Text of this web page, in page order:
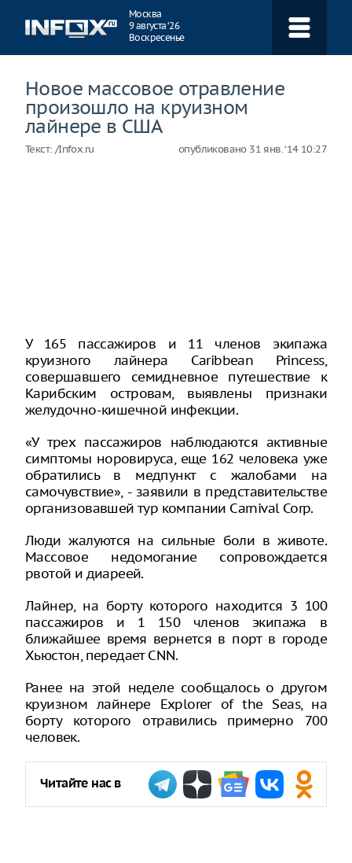
Москва
9 августа ‘26
Воскресенье
Новое массовое отравление
произошло на круизном
лайнере в США
Текст: /Infox.ru опубликовано 31 янв. ‘14 10:27
У 165 пассажиров и 11 членов экипажа
круизного лайнера Caribbean Princess,
совершавшего семидневное путешествие к
Карибским островам, выявлены признаки
желудочно-кишечной инфекции.
«У трех пассажиров наблюдаются активные
симптомы норовируса, еще 162 человека уже
обратились в медпункт с жалобами на
самочувствие», - заявили в представительстве
организовавшей тур компании Carnival Corp.
Люди жалуются на сильные боли в животе.
Массовое недомогание сопровождается
рвотой и диареей.
Лайнер, на борту которого находится 3 100
пассажиров и 1 150 членов экипажа в
ближайшее время вернется в порт в городе
Хьюстон, передает CNN.
Ранее на этой неделе сообщалось о другом
круизном лайнере Explorer of the Seas, на
борту которого отравились примерно 700
человек.
Читайте нас в